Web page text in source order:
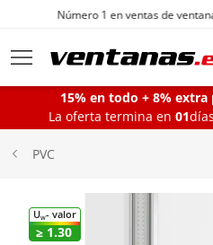
Ir al
Fabricantes de
Ventanas
Balconeras
15% en todo + 8%
La oferta termina en 01días
PVC
UW- valor
≥ 1.30